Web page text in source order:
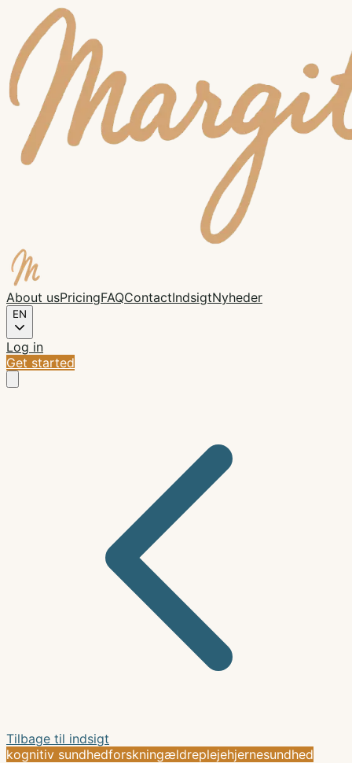
About usPricingFAQContactIndsigtNyheder
EN
Log in
Get started
Tilbage til indsigt
kognitiv sundhedforskningældreplejehjernesundhed